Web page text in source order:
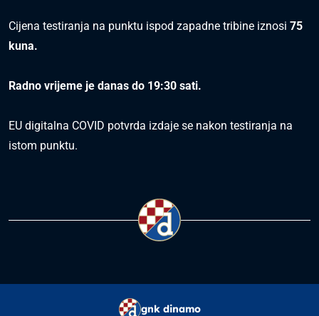
Cijena testiranja na punktu ispod zapadne tribine iznosi 75
kuna.
Radno vrijeme je danas do 19:30 sati.
EU digitalna COVID potvrda izdaje se nakon testiranja na
istom punktu.
gnk dinamo